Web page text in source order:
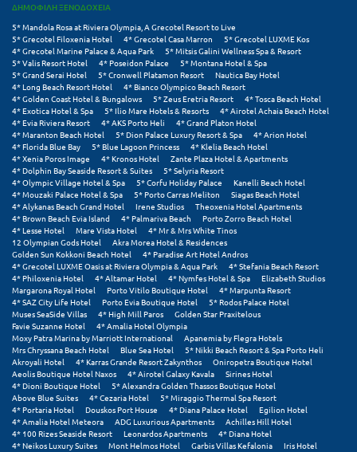
Λέσβος
Λευκάδα
Λήμνος
Λίμνη Πλαστήρα
Λιτόχωρο
Λουτρά Πόζαρ
Λουτρά Υπάτης
Λουτράκι
Λούτσα
Μ
Μάνη
Μαραθώνας Αττικής
Μαρώνεια
Μεθώνη
ΔΗΜΟΦΙΛΗ ΞΕΝΟΔΟΧΕΙΑ
5* Mandola Rosa at Riviera Olympia, A Grecotel Resort to Live
5* Grecotel Filoxenia Hotel
4* Grecotel Casa Marron
5* Grecotel LUXME Kos
4* Grecotel Marine Palace & Aqua Park
5* Mitsis Galini Wellness Spa & Resort
5* Valis Resort Hotel
4* Poseidon Palace
5* Montana Hotel & Spa
5* Grand Serai Hotel
5* Cronwell Platamon Resort
Nautica Bay Hotel
4* Long Beach Resort Hotel
4* Bianco Olympico Beach Resort
4* Golden Coast Hotel & Bungalows
5* Zeus Eretria Resort
4* Tosca Beach Hotel
4* Exotica Hotel & Spa
5* Ilio Mare Hotels & Resorts
4* Airotel Achaia Beach Hotel
4* Evia Riviera Resort
4* AKS Porto Heli
4* Grand Platon Hotel
4* Maranton Beach Hotel
5* Dion Palace Luxury Resort & Spa
4* Arion Hotel
4* Florida Blue Bay
5* Blue Lagoon Princess
4* Klelia Beach Hotel
4* Xenia Poros Image
4* Kronos Hotel
Zante Plaza Hotel & Apartments
4* Dolphin Bay Seaside Resort & Suites
5* Selyria Resort
4* Olympic Village Hotel & Spa
5* Corfu Holiday Palace
Kanelli Beach Hotel
4* Mouzaki Palace Hotel & Spa
5* Porto Carras Meliton
Siagas Beach Hotel
4* Alykanas Beach Grand Hotel
Irene Studios
Theoxenia Hotel Apartments
4* Brown Beach Evia Island
4* Palmariva Beach
Porto Zorro Beach Hotel
4* Lesse Hotel
Mare Vista Hotel
4* Mr & Mrs White Tinos
12 Olympian Gods Hotel
Akra Morea Hotel & Residences
Golden Sun Kokkoni Beach Hotel
4* Paradise Art Hotel Andros
4* Grecotel LUXME Oasis at Riviera Olympia & Aqua Park
4* Stefania Beach Resort
4* Philoxenia Hotel
4* Altamar Hotel 4* Nymfes Hotel & Spa
Elizabeth Studios
Margarona Royal Hotel
Porto Vitilo Boutique Hotel
4* Marpunta Resort
4* SAZ City Life Hotel
Porto Evia Boutique Hotel
5* Rodos Palace Hotel
Muses SeaSide Villas
4* High Mill Paros
Golden Star Praxitelous
Favie Suzanne Hotel
4* Amalia Hotel Olympia
Moxy Patra Marina by Marriott International
Apanemia by Flegra Hotels
Mrs Chryssana Beach Hotel
Blue Sea Hotel
5* Nikki Beach Resort & Spa Porto Heli
Akroyali Hotel
4* Karras Grande Resort Zakynthos
Oniropetra Boutique Hotel
Aeolis Boutique Hotel Naxos
4* Airotel Galaxy Kavala
Sirines Hotel
4* Dioni Boutique Hotel
5* Alexandra Golden Thassos Boutique Hotel
Above Blue Suites
4* Cezaria Hotel
5* Miraggio Thermal Spa Resort
4* Portaria Hotel
Douskos Port House 4* Diana Palace Hotel
Egilion Hotel
4* Amalia Hotel Meteora
ADG Luxurious Apartments
Achilles Hill Hotel
4* 100 Rizes Seaside Resort
Leonardos Apartments
4* Diana Hotel
4* Neikos Luxury Suites
Mont Helmos Hotel Garbis Villas Kefalonia
Iris Hotel